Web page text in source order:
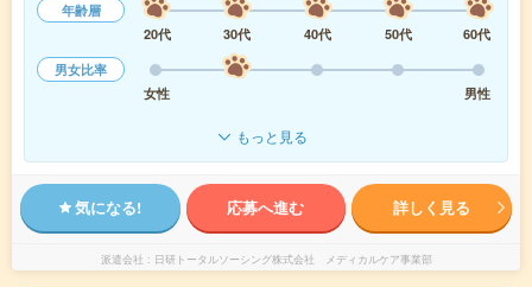
年齢層
20代
30代 40代 50代
60代
男女比率
女性
男性
もっと見る
気になる! 応募へ進む 詳しく見る
派遣会社 日研トータルソーシング株式会社 メディカルケア事業部